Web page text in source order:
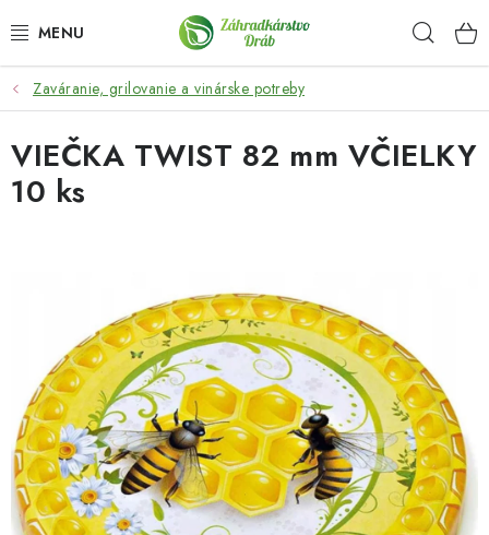
na
OKRASNÉ DREVINY
OLIVOVNÍKY, PALMY, CITRUSY
DROBNÉ OVOCIE
KVETY A BYLINKY
SADIVÁ
ZÁHRADKÁRSKE POTREBY
HNOJIVÁ
Zaváranie, grilovanie a vinárske potreby
VIEČKA TWIST 82 mm VČIELKY
10 ks